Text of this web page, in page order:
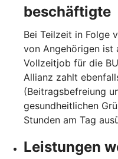
beschäftigte
Bei Teilzeit in Folge
von Angehörigen ist
Vollzeitjob für die
Allianz zahlt
(Beitragsbefreiung
gesundheitlichen
Stunden am Tag
Leistungen